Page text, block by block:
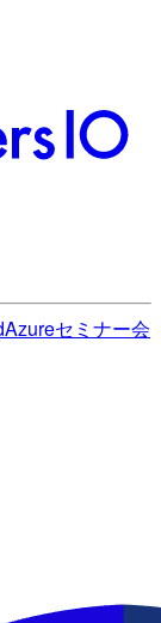
Azureセミナー会